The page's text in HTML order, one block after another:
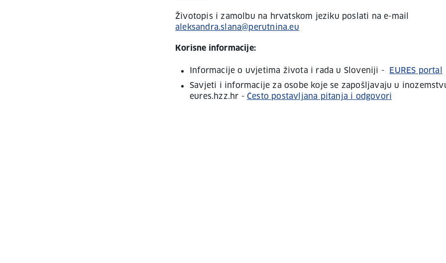
Životopis i zamolbu na hrvatskom jeziku poslati na e-mail
aleksandra.slana@perutnina.eu
Korisne informacije:
Informacije o uvjetima života i rada u Sloveniji -
EURES portal
Savjeti i informacije za osobe koje se zapošljavaju u
eures.hzz.hr - Često postavljana pitanja i odgovori